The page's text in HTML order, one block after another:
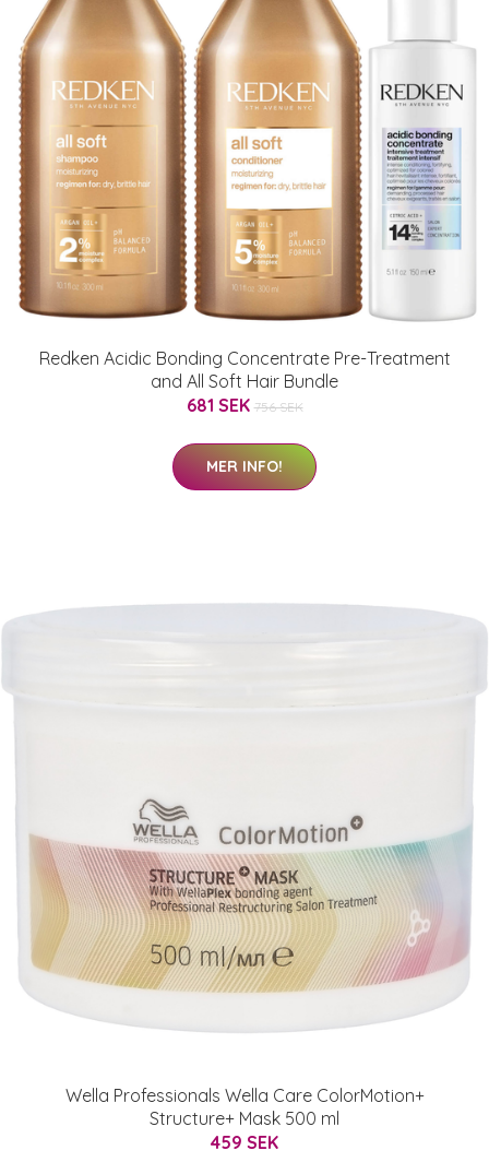
Redken Acidic Bonding Concentrate Pre-Treatment
and All Soft Hair Bundle
681 SEK 756 SEK
MER INFO!
Wella Professionals Wella Care ColorMotion+
Structure+ Mask 500 ml
459 SEK